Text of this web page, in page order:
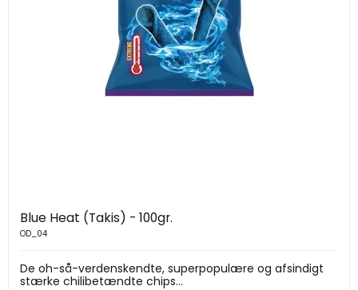
Blue Heat (Takis) - 100gr.
OD_04
De oh-så-verdenskendte, superpopulære og afsindigt
stærke chilibetændte chips...